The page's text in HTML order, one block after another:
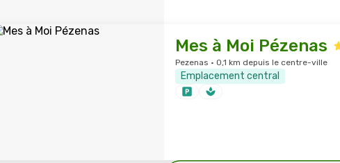
Mes à Moi Pézenas
Pezenas · 0,1 km depuis le centre-ville
Emplacement central